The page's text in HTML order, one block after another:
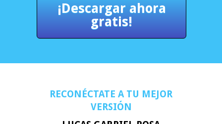
¡Descargar ahora
gratis!
RECONÉCTATE A TU MEJOR
VERSIÓN